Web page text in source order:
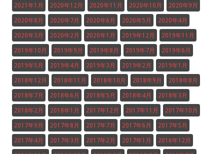
2021年1月 2020年12月 2020年11月 2020年10月 2020年9月
2020年8月 2020年7月 2020年6月 2020年5月 2020年4月
2020年3月 2020年2月 2020年1月 2019年12月 2019年11月
2019年10月 2019年9月 2019年8月 2019年7月 2019年6月
2019年5月 2019年4月 2019年3月 2019年2月 2019年1月
2018年12月 2018年11月 2018年10月 2018年9月 2018年8月
2018年7月 2018年6月 2018年5月 2018年4月 2018年3月
2018年2月 2018年1月 2017年12月 2017年11月 2017年10月
2017年9月 2017年8月 2017年7月 2017年6月 2017年5月
2017年4月 2017年3月 2017年2月 2017年1月 2016年12月